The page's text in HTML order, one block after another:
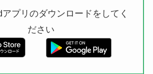
プリのダウンロードをしてく
ださい